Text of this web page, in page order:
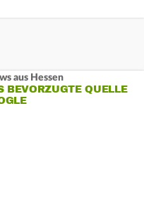
aus Hessen
BEVORZUGTE QUELLE